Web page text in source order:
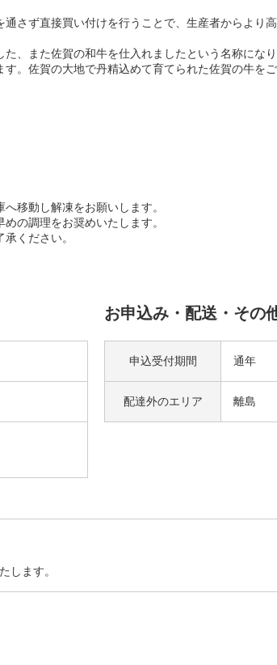
さず直接買い付けを行うことで、生産者からより
、また佐賀の和牛を仕入れましたという名称にな
。佐賀の大地で丹精込めて育てられた佐賀の牛を
移動し解凍をお願いします。
の調理をお奨めいたします。
ください。
お申込み・配送・その
申込受付期間 通年
配達外のエリア 離島
します。